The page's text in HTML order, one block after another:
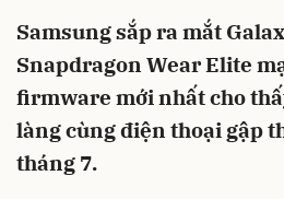
Samsung sắp ra mắt
Snapdragon Wear Elite
firmware mới nhất cho
làng cùng điện thoại gập
tháng 7.